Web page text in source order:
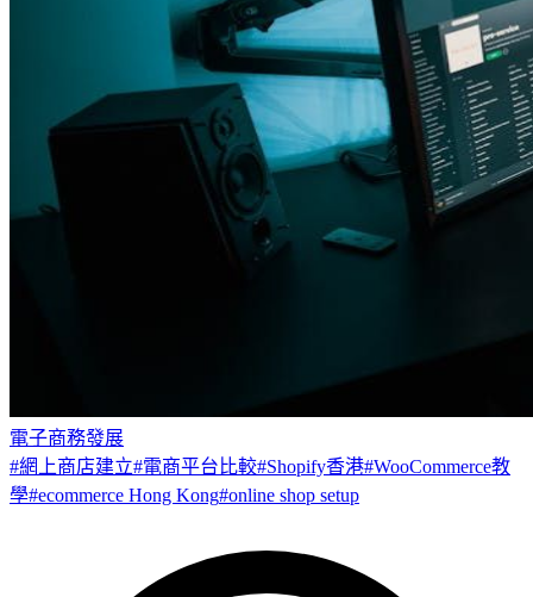
電子商務發展
#網上商店建立#電商平台比較#Shopify香港#WooCommerce教
學#ecommerce Hong Kong#online shop setup